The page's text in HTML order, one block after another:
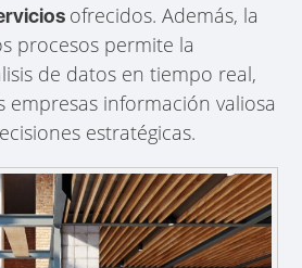
ofrecidos. Además, la
procesos permite la
de datos en tiempo real,
empresas información valiosa
estratégicas.